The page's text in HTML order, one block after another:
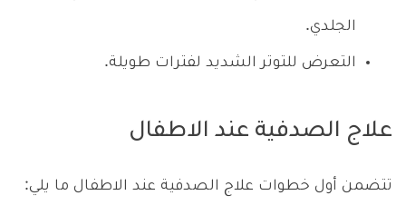
الجلدي.
التعرض للتوتر الشديد لفترات طويلة.
علاج الصدفية عند الاطفال
تتضمن أول خطوات علاج الصدفية عند الاطفال ما يلي: